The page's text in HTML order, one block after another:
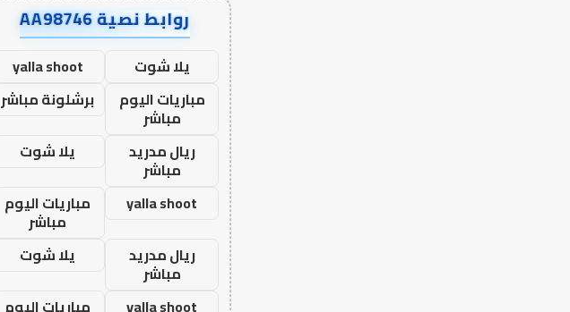
روابط نصية AA98746
يلا شوت
yalla shoot
مباريات اليوم
مباشر
برشلونة مباشر
ريال مدريد
مباشر
يلا شوت
yalla shoot
مباريات اليوم
مباشر
ريال مدريد
مباشر
يلا شوت